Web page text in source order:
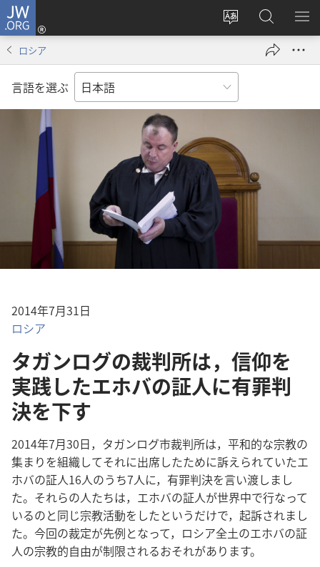
JW.ORG
サ
ト
の
言
変
え
る
ロ
グ
ン
し
タ
ブ
で
開
く）
JW.ORG
の
検
メ
を
ロシア
言語を選ぶ
2014年7月31日
ロシア
タガンログの裁判所は，信仰を
実践したエホバの証人に有罪判
決を下す
2014年7月30日，タガンログ市裁判所は，平和的な宗教の
集まりを組織してそれに出席したために訴えられていたエ
ホバの証人16人のうち7人に，有罪判決を言い渡しまし
た。それらの人たちは，エホバの証人が世界中で行なって
いるのと同じ宗教活動をしたというだけで，起訴されまし
た。今回の裁定が先例となって，ロシア全土のエホバの証
人の宗教的自由が制限されるおそれがあります。